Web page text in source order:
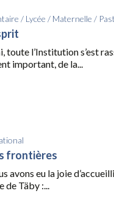
/ Lycée / Maternelle /
toute l’Institution s’est
important, de la...
frontières
avons eu la joie
de Täby :...